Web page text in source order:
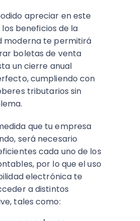
apreciar en este
beneficios de la
moderna te permitirá
boletas de venta
un cierre anual
cumpliendo con
tributarios sin
que tu empresa
será necesario
cada uno de los
por lo que el uso
electrónica te
a distintos
tales como: